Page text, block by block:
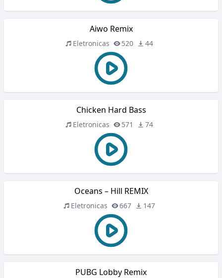
Aiwo Remix
Eletronicas 520 44
Chicken Hard Bass
Eletronicas 571 74
Oceans – Hill REMIX
Eletronicas 667 147
PUBG Lobby Remix